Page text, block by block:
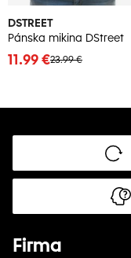
DSTREET
Pánska mikina DStreet
23.99 €
11.99 €
Firma